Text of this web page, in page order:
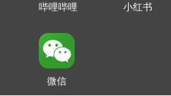
哔哩哔哩 小红书
微信